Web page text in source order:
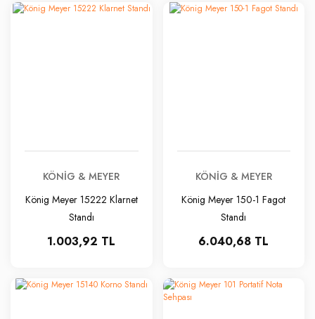
KÖNIG & MEYER
König Meyer 15222 Klarnet
Standı
1.003,92 TL
KÖNIG & MEYER
König Meyer 150-1 Fagot
Standı
6.040,68 TL